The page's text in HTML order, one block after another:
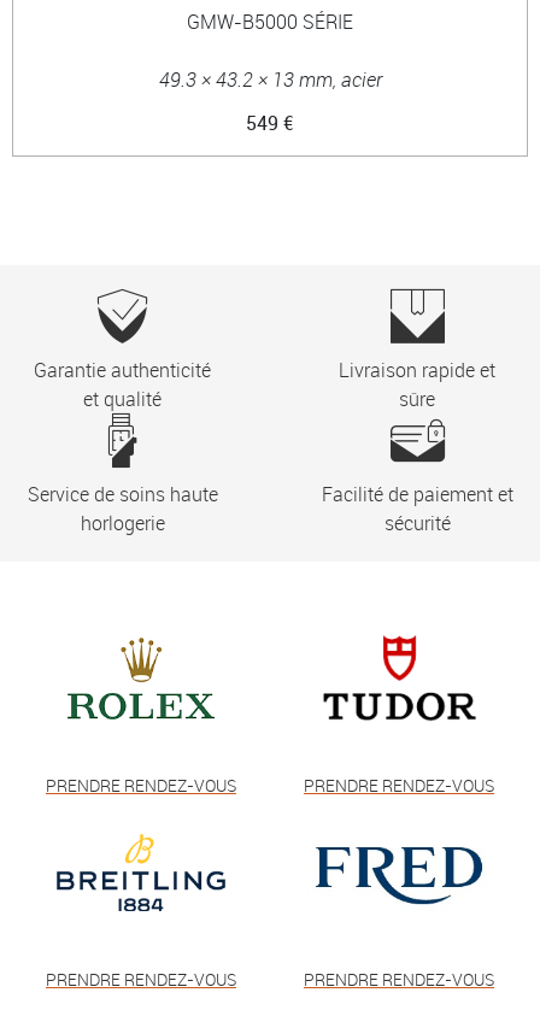
GMW-B5000 SÉRIE
49.3 × 43.2 × 13 mm, acier
549 €
Garantie authenticité
et qualité
Livraison rapide et
sûre
Service de soins haute
horlogerie
Facilité de paiement et
sécurité
PRENDRE RENDEZ-VOUS PRENDRE RENDEZ-VOUS
PRENDRE RENDEZ-VOUS PRENDRE RENDEZ-VOUS